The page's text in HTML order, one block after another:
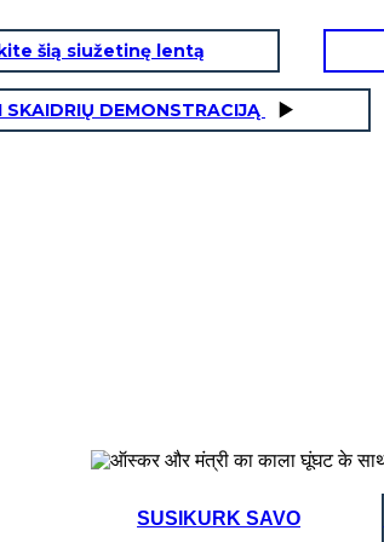
šią siužetinę lentą
SKAIDRIŲ DEMONSTRACIJĄ
SUSIKURK SAVO